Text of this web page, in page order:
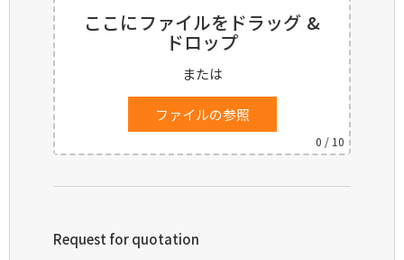
ここにファイルをドラッグ &
ドロップ
または
ファイルの参照
0 / 10
Request for quotation